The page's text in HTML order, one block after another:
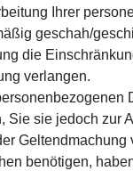
Ihrer
geschah/
die
verlangen.
Sie sie jedoch zur
Geltendmachung
benötigen,